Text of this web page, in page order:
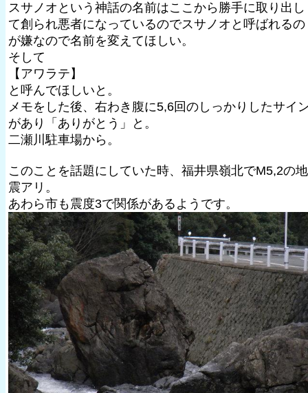
スサノオという神話の名前はここから勝手に取り出し
て創られ悪者になっているのでスサノオと呼ばれるの
が嫌なので名前を変えてほしい。
そして
【アワラテ】
と呼んでほしいと。
メモをした後、右わき腹に5,6回のしっかりしたサイ
があり「ありがとう」と。
二瀬川駐車場から。
このことを話題にしていた時、福井県嶺北でM5,2の地
震アリ。
あわら市も震度3で関係があるようです。